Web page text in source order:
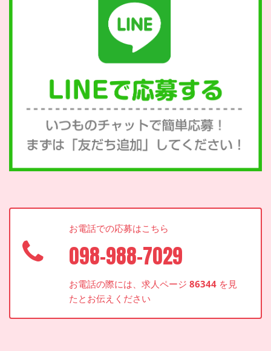
お電話での応募はこちら
098-988-7029
お電話の際には、求人ページ86344 を見
たとお伝えください